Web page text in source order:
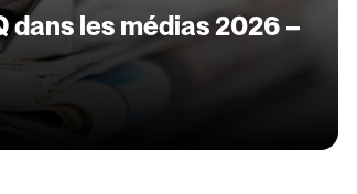
dans les médias 2026 –